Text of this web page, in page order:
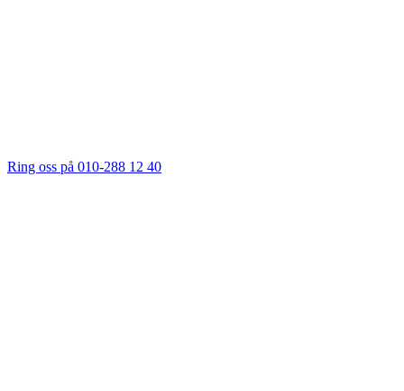
Ring oss på 010-288 12 40